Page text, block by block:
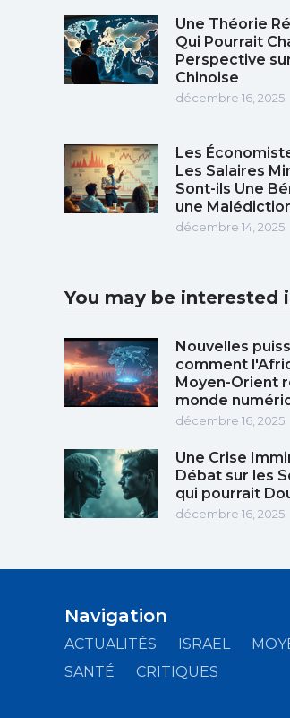
Une Théorie
Qui Pourrait
Perspective
Chinoise
décembre 16, 2025
Les
Les Salaires
Sont-ils Une
une
décembre 14, 2025
You may be interested
Nouvelles
comment
Moyen-Orient
monde
décembre 16, 2025
Une Crise
Débat sur les
qui pourrait
décembre 16, 2025
Navigation
ACTUALITÉS ISRAËL
SANTÉ
CRITIQUES